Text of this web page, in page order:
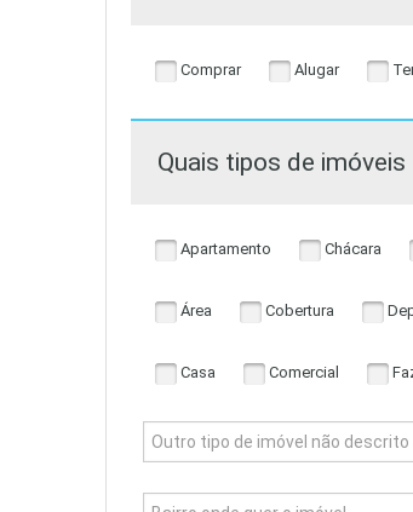
Comprar Alugar
Quais tipos de
Apartamento Chácara
Área Cobertura
Casa Comercial